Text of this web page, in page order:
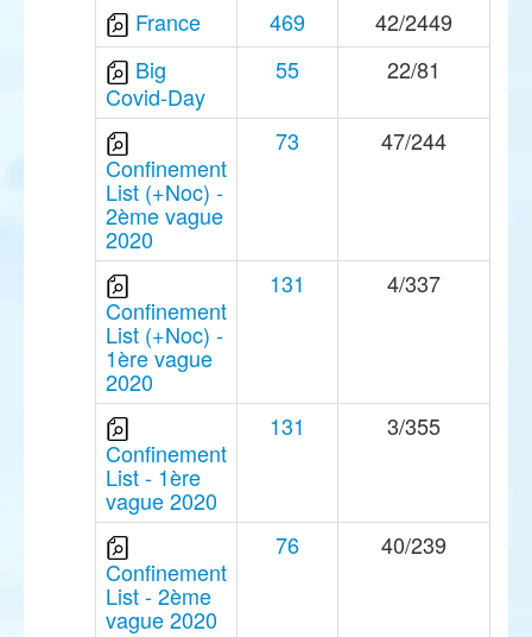
France 469
42/2449
Big
Covid-Day
55 22/81
Confinement
List (+Noc) -
2ème vague
2020
73 47/244
Confinement
List (+Noc) -
1ère vague
2020
131 4/337
Confinement
List - 1ère
vague 2020
131 3/355
Confinement
List - 2ème
vague 2020
76 40/239